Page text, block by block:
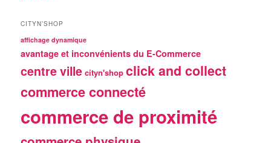
CITYN’SHOP
affichage dynamique
avantage et inconvénients du E-Commerce
centre ville cityn'shop click and collect
commerce connecté
commerce de proximité